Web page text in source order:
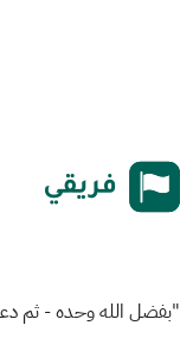
"بفضل الله وحده - ثم